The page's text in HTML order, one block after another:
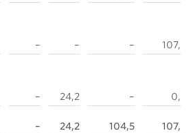
– – –
107,5
– 24,2 –
0,2
– 24,2 104,5
107,7